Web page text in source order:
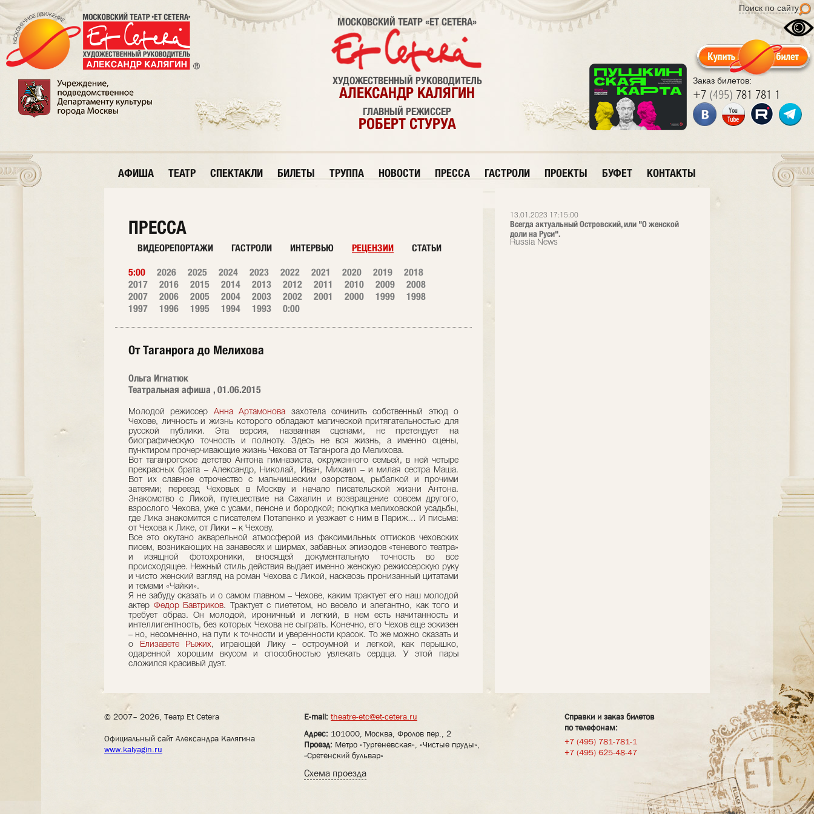
Поиск по сайту
Заказ билетов:
+7 (495) 781 781 1
МОСКОВСКИЙ ТЕАТР «ET CETERA»
ХУДОЖЕСТВЕННЫЙ РУКОВОДИТЕЛЬ
АЛЕКСАНДР КАЛЯГИН
ГЛАВНЫЙ РЕЖИССЕР
РОБЕРТ СТУРУА
АФИША ТЕАТР СПЕКТАКЛИ БИЛЕТЫ ТРУППА НОВОСТИ ПРЕССА ГАСТРОЛИ ПРОЕКТЫ БУФЕТ КОНТАКТЫ
13.01.2023 17:15:00
Всегда актуальный Островский, или "О женской
доли на Руси".
Russia News
ПРЕССА
ВИДЕОРЕПОРТАЖИ ГАСТРОЛИ ИНТЕРВЬЮ РЕЦЕНЗИИ СТАТЬИ
5:00 2026 2025 2024 2023 2022 2021 2020 2019
2018
2017
2016 2015 2014 2013 2012 2011 2010 2009
2008
2007
2006 2005 2004 2003 2002 2001 2000 1999
1998
1997
1996 1995 1994 1993 0:00
От Таганрога до Мелихова
Ольга Игнатюк
Театральная афиша , 01.06.2015
Молодой режиссер Анна Артамоновазахотела сочинить собственный этюд о
Чехове, личность и жизнь которого обладают магической притягательностью для
русской публики. Эта версия, названная сценами, не претендует на
биографическую точность и полноту. Здесь не вся жизнь, а именно сцены,
пунктиром прочерчивающие жизнь Чехова от Таганрога до Мелихова.
Вот таганрогское детство Антона ­гимназиста, окруженного семьей, в ней четыре
прекрасных брата – Александр, Николай, Иван, Михаил – и милая сестра Маша.
Вот их славное отрочество с мальчишеским озорством, рыбалкой и прочими
затеями; переезд Чеховых в Москву и начало писательской жизни Антона.
Знакомство с Ликой, путешествие на Сахалин и возвращение совсем другого,
взрослого Чехова, уже с усами, пенсне и бородкой; покупка мелиховской усадьбы,
где Лика знакомится с писателем Потапенко и уезжает с ним в Париж… И письма:
от Чехова к Лике, от Лики – к Чехову.
Все это окутано акварельной атмосферой из факсимильных оттисков чеховских
писем, возникающих на занавесях и ширмах, забавных эпизодов «теневого театра»
и изящной фотохроники, вносящей документальную точность во все
происходящее. Нежный стиль действия выдает именно женскую режиссерскую руку
и чисто женский взгляд на роман Чехова с Ликой, насквозь пронизанный цитатами
и темами «Чайки».
Я не забуду сказать и о самом главном – Чехове, каким трактует его наш молодой
актер Федор Бавтриков. Трактует с пиететом, но весело и элегантно, как того и
требует образ. Он молодой, ироничный и легкий, в нем есть начитанность и
интеллигентность, без которых Чехова не сыграть. Конечно, его Чехов еще эскизен
– но, несомненно, на пути к точности и уверенности красок. То же можно сказать и
о
Елизавете Рыжих, играющей Лику – остроумной и легкой, как перышко,
одаренной хорошим вкусом и способностью увлекать сердца. У этой пары
сложился красивый дуэт.
© 2007– 2026, Театр Et Cetera
Официальный сайт Александра Калягина
www.kalyagin.ru
E-mail: theatre-etc@et-cetera.ru
Адрес: 101000, Москва, Фролов пер., 2
Проезд: Метро «Тургеневская», «Чистые пруды»,
«Сретенский бульвар»
Схема проезда
Справки и заказ билетов
по телефонам:
+7 (495) 781-781-1
+7 (495) 625-48-47